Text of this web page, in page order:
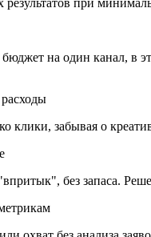
при
на один канал, в
клики, забывая о
без запаса.